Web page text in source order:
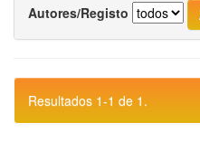
Autores/Registo
Resultados 1-1 de 1.